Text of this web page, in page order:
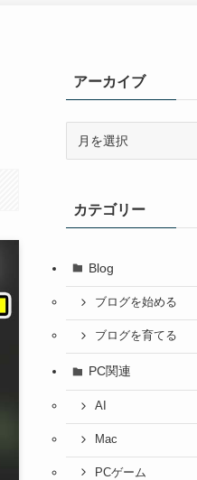
アーカイブ
ブカテゴリー
Blog
ブログを始める
ブログを育てる
PC関連
AI
Mac
PCゲーム